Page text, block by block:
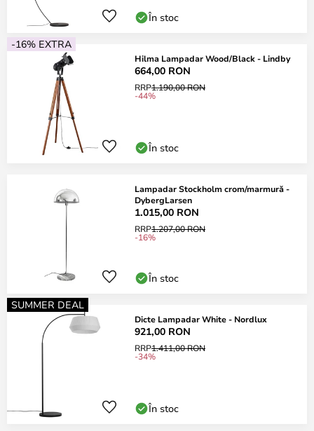
În stoc
-16% EXTRA
Hilma Lampadar Wood/Black - Lindby
664,00 RON
RRP1.190,00 RON
-44%
În stoc
Lampadar Stockholm crom/marmură -
DybergLarsen
1.015,00 RON
RRP1.207,00 RON
-16%
În stoc
SUMMER DEAL
Dicte Lampadar White - Nordlux
921,00 RON
RRP1.411,00 RON
-34%
În stoc